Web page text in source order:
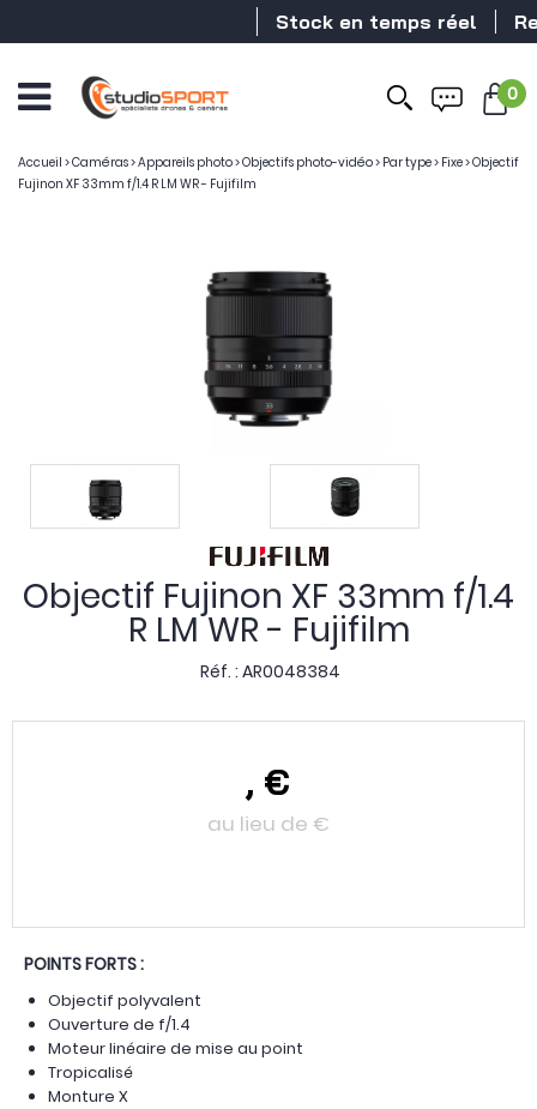
Stock en temps réel
0
Accueil >Caméras>Appareils photo>Objectifs photo-vidéo> Par type> Fixe>Objectif
Fujinon XF 33mm f/1.4 R LM WR - Fujifilm
Objectif Fujinon XF 33mm f/1.4
R LM WR - Fujifilm
Réf. : AR0048384
, €
au lieu de €
POINTS FORTS :
Objectif polyvalent
Ouverture de f/1.4
Moteur linéaire de mise au point
Tropicalisé
Monture X